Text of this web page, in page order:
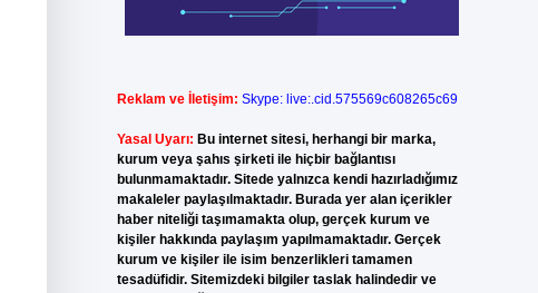
Reklam ve İletişim: Skype: live:.cid.575569c608265c69
Yasal Uyarı: Bu internet sitesi, herhangi bir marka,
kurum veya şahıs şirketi ile hiçbir bağlantısı
bulunmamaktadır. Sitede yalnızca kendi hazırladığımız
makaleler paylaşılmaktadır. Burada yer alan içerikler
haber niteliği taşımamakta olup, gerçek kurum ve
kişiler hakkında paylaşım yapılmamaktadır. Gerçek
kurum ve kişiler ile isim benzerlikleri tamamen
tesadüfidir. Sitemizdeki bilgiler taslak halindedir ve